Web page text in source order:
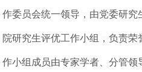
作委员会统一领导，由党委研
院研究生评优工作小组，负责
作小组成员由专家学者、分管领